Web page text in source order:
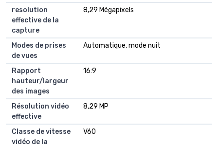
resolution
effective de la
capture
8,29 Mégapixels
Modes de prises
de vues
Automatique, mode nuit
Rapport
hauteur/largeur
des images
16:9
Résolution vidéo
effective
8,29 MP
Classe de vitesse
vidéo de la
V60